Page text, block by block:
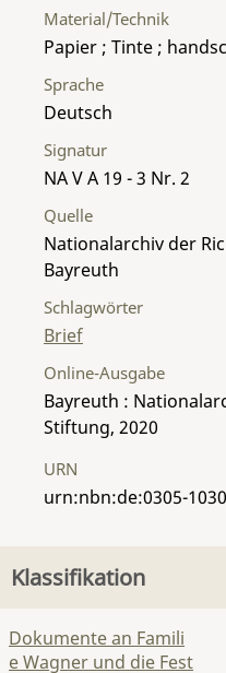
Material/Technik
Papier ; Tinte ;
Sprache
Deutsch
Signatur
NA V A 19 - 3 Nr. 2
Quelle
Nationalarchiv der
Bayreuth
Schlagwörter
Brief
Online-Ausgabe
Bayreuth :
Stiftung, 2020
URN
urn:nbn:de:0305-
Klassifikation
Dokumente an Famili
e Wagner und die Fest